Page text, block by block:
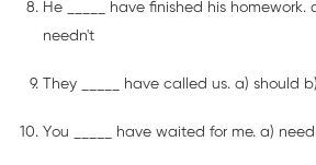
He _____ have finished his homework.
needn't
They _____ have called us. a) should
You _____ have waited for me. a)